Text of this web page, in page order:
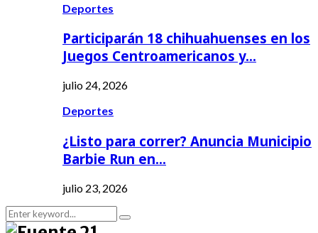
Deportes
Participarán 18 chihuahuenses en los
Juegos Centroamericanos y…
julio 24, 2026
Deportes
¿Listo para correr? Anuncia Municipio
Barbie Run en…
julio 23, 2026
Search
for:
Search